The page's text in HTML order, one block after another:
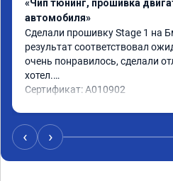
«Чип тюнинг, прошивка
автомобиля»
Сделали прошивку Stage 1 на
результат соответствовал
очень понравилось, сделали
хотел.
Сертификат: A010902
‹ ›